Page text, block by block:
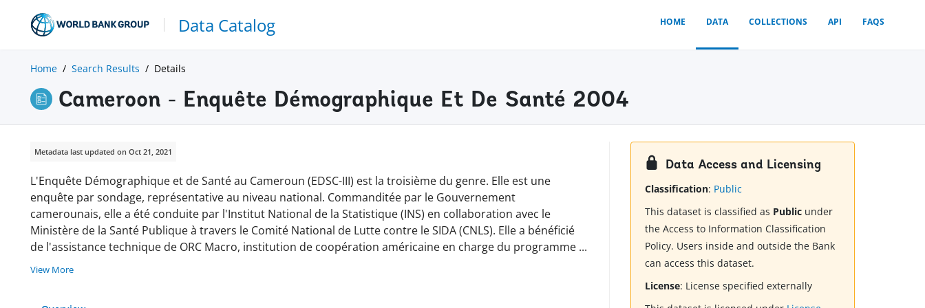
Data Catalog HOME DATA COLLECTIONS API FAQS
Home Search Results Details
Cameroon - Enquête Démographique Et De Santé 2004
Metadata last updated on Oct 21, 2021
L'Enquête Démographique et de Santé au Cameroun (EDSC-III) est la troisième du genre. Elle est une
enquête par sondage, représentative au niveau national. Commanditée par le Gouvernement
camerounais, elle a été conduite par l'Institut National de la Statistique (INS) en collaboration avec le
Ministère de la Santé Publique à travers le Comité National de Lutte contre le SIDA (CNLS). Elle a bénéficié
de l'assistance technique de ORC Macro, institution de coopération américaine en charge du programme ...
View More
Data Access and Licensing
Classification: Public
This dataset is classified as Public under
the Access to Information Classification
Policy. Users inside and outside the Bank
can access this dataset.
License: License specified externally